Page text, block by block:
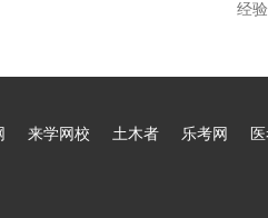
经
来学网校 土木者 乐考网